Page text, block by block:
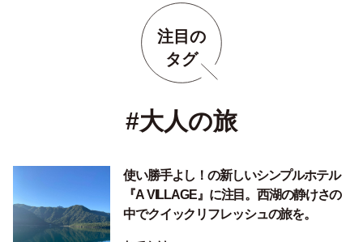
注目の
タグ
#大人の旅
使い勝手よし！の新しいシンプルホテル
『A VILLAGE』に注目。西湖の静けさの
中でクイックリフレッシュの旅を。